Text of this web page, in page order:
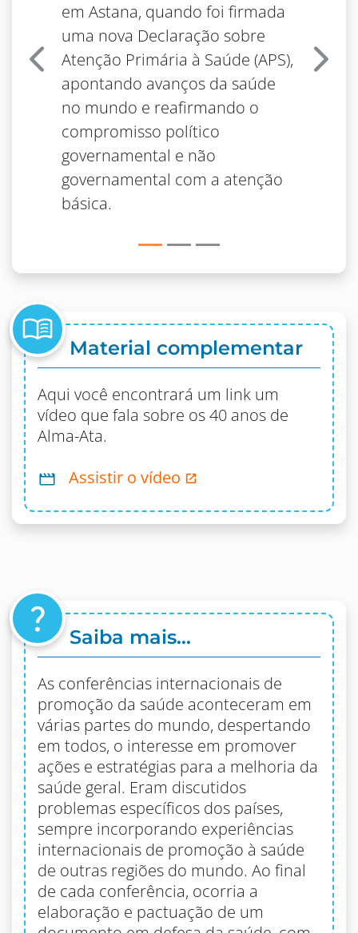
em Astana, quando foi firmada
uma nova Declaração sobre
Atenção Primária à Saúde (APS),
apontando avanços da saúde
no mundo e reafirmando o
compromisso político
governamental e não
governamental com a atenção
básica.
Anterior
menu_book Material complementar
Aqui você encontrará um link um
vídeo que fala sobre os 40 anos de
Alma-Ata.
Assistir o vídeo
question_mark Saiba mais...
As conferências internacionais de
promoção da saúde aconteceram em
várias partes do mundo, despertando
em todos, o interesse em promover
ações e estratégias para a melhoria da
saúde geral. Eram discutidos
problemas específicos dos países,
sempre incorporando experiências
internacionais de promoção à saúde
de outras regiões do mundo. Ao final
de cada conferência, ocorria a
elaboração e pactuação de um